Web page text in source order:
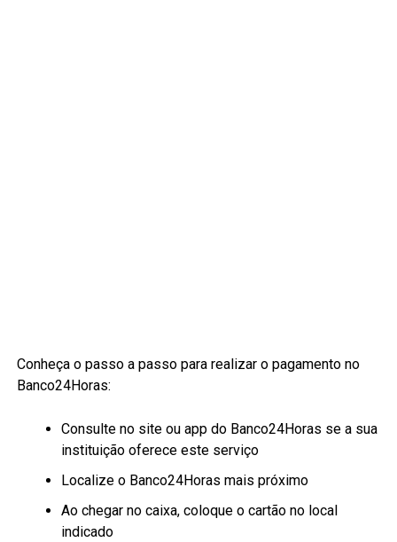
Conheça o passo a passo para realizar o pagamento no
Banco24Horas:
Consulte no site ou app do Banco24Horas se a sua
instituição oferece este serviço
Localize o Banco24Horas mais próximo
Ao chegar no caixa, coloque o cartão no local
indicado